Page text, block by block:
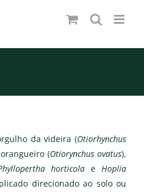
da videira (Otiorhynchus
(Otiorynchus ovatus),
horticolae Hoplia
direcionado ao solo ou